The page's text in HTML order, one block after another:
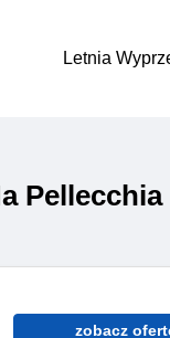
Letnia
Pellecchia
zobacz